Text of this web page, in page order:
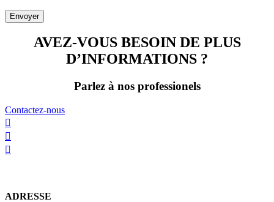
Envoyer
AVEZ-VOUS BESOIN DE PLUS
D’INFORMATIONS ?
Parlez à nos professionels
Contactez-nous



ADRESSE